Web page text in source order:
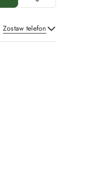
Zostaw telefon
Wyślij